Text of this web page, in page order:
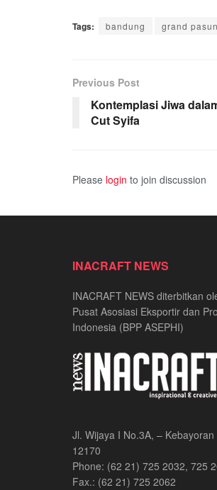
Tags: bandung grand
Previous Post
Kontemplasi Jiwa
Cut Syifa
Please login to join discussion
INACRAFT NEWS
INACRAFT NEWS diterbitkan
Pusat Asosiasi Eksportir dan
Indonesia (BPP ASEPHI)
Jl. Wijaya I No.3A, –
12170
Phone: (62 21) 725 2032, 725
Fax.: (62 21) 725 2062